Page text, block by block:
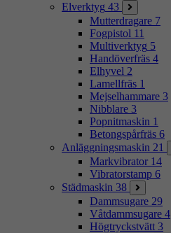
Elverktyg 43
Mutterdragare 7
Fogpistol 11
Multiverktyg 5
Handöverfräs 4
Elhyvel 2
Lamellfräs 1
Mejselhammare 3
Nibblare 3
Popnitmaskin 1
Betongspårfräs 6
Anläggningsmaskin 21
Markvibrator 14
Vibratorstamp 6
Städmaskin 38
Dammsugare 29
Våtdammsugare 4
Högtryckstvätt 3